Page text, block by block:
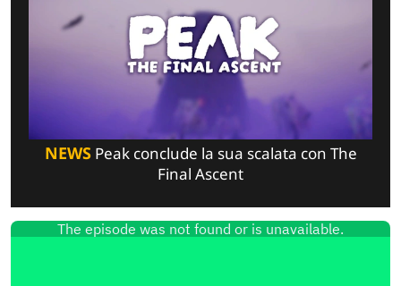
NEWSPeak conclude la sua scalata con The
Final Ascent